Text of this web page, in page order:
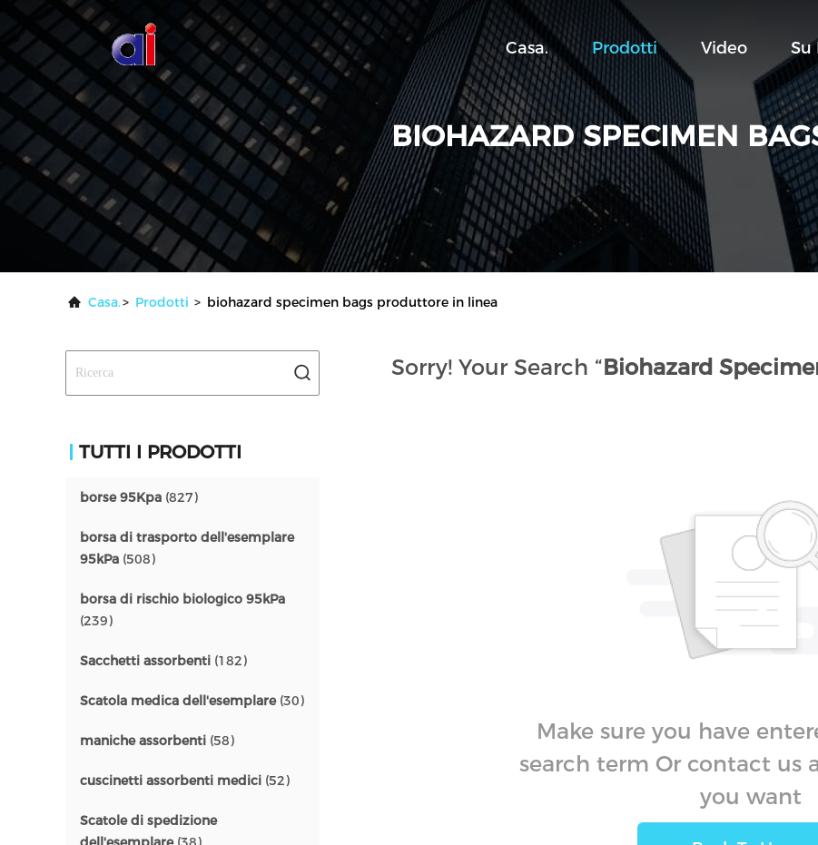
Casa. Prodotti Video Su
BIOHAZARD SPECIMEN
Casa.> Prodotti > biohazard specimen bags produttore in linea
TUTTI I PRODOTTI
borse 95Kpa (827)
borsa di trasporto dell'esemplare
95kPa (508)
borsa di rischio biologico 95kPa
(239)
Sacchetti assorbenti (182)
Scatola medica dell'esemplare(30)
maniche assorbenti (58)
cuscinetti assorbenti medici (52)
Scatole di spedizione
Sorry! Your Search “Biohazard
Make sure you have
search term Or contact us
you want